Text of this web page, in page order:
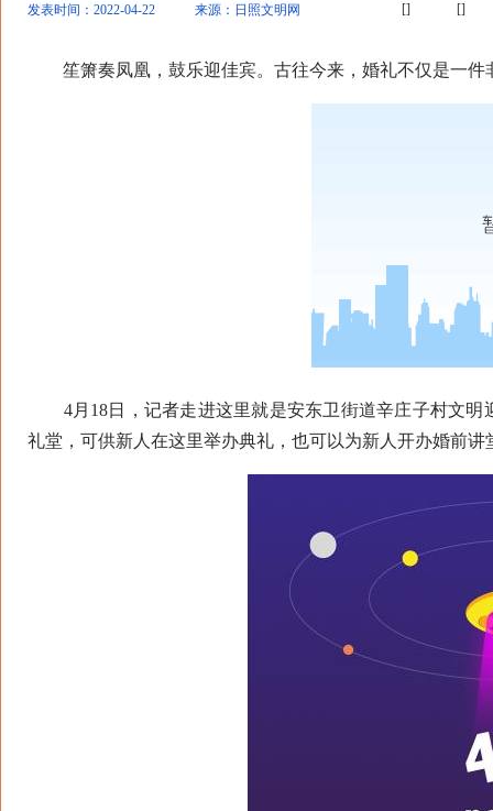
发表时间：2022-04-22 来源：日照文明网 [] []
笙箫奏凤凰，鼓乐迎佳宾。古往今来，婚礼不仅是一件
4月18日，记者走进这里就是安东卫街道辛庄子村文明
礼堂，可供新人在这里举办典礼，也可以为新人开办婚前讲